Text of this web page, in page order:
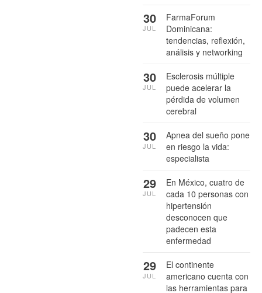
FarmaForum
Dominicana:
tendencias, reflexión,
análisis y networking
30
JUL
Esclerosis múltiple
puede acelerar la
pérdida de volumen
cerebral
30
JUL
Apnea del sueño pone
en riesgo la vida:
especialista
30
JUL
En México, cuatro de
cada 10 personas con
hipertensión
desconocen que
padecen esta
enfermedad
29
JUL
El continente
americano cuenta con
las herramientas para
29
JUL